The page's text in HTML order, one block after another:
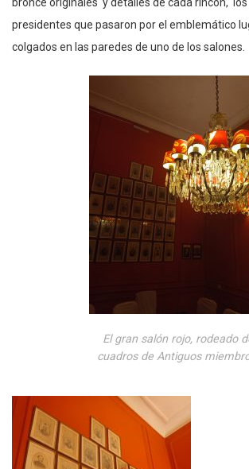
presidentes que pasaron por el emblemático
colgados en las paredes de uno de los salones.
El gran salón rojo, rodeado
cuadros de Antiguos